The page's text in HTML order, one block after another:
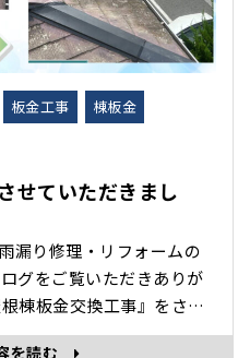
板金工事
棟板金
せていただきまし
漏り修理・リフォームの
を読む